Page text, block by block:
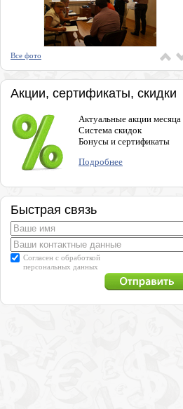
Все фото
Акции, сертификаты, скидки
Актуальные акции месяца
Система скидок
Бонусы и сертификаты
Подробнее
Быстрая связь